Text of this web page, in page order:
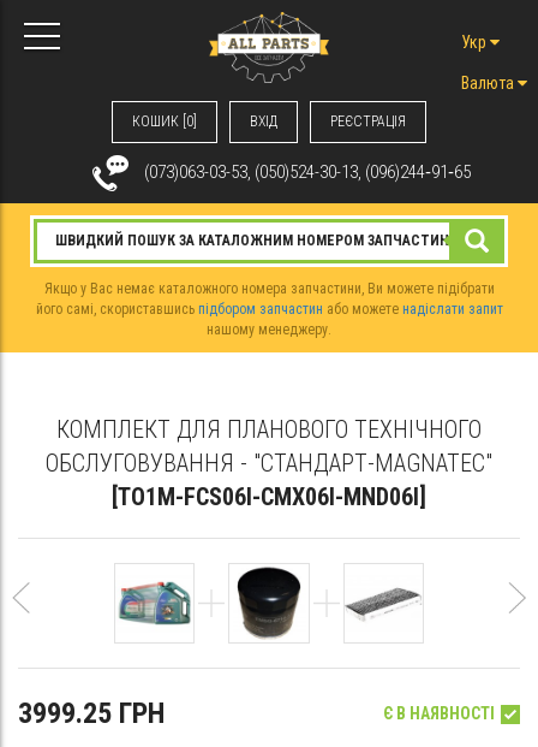
КОШИК [0] ВХIД РЕЄСТРАЦІЯ
Укр
Валюта
(073)063-03-53, (050)524-30-13, (096)244‑91‑65
Якщо у Вас немає каталожного номера запчастини, Ви можете підібрати
його самі, скориставшись підбором запчастин або можете надіслати запит
нашому менеджеру.
КОМПЛЕКТ ДЛЯ ПЛАНОВОГО ТЕХНІЧНОГО
ОБСЛУГОВУВАННЯ - "СТАНДАРТ-MAGNATEC"
[TO1M-FCS06I-CMX06I-MND06I]
3999.25 ГРН Є В НАЯВНОСТІ